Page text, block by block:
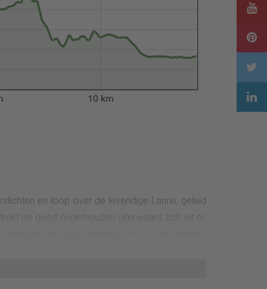
10 km
en loop over de levendige Lenne, geleid
de goed onderhouden uiterwaard zich uit en
het dal. Het pad buigt en daalt aanzienlijk. Je